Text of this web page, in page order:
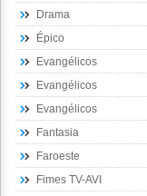
Drama
Épico
Evangélicos
Evangélicos
Evangélicos
Fantasia
Faroeste
Fimes TV-AVI